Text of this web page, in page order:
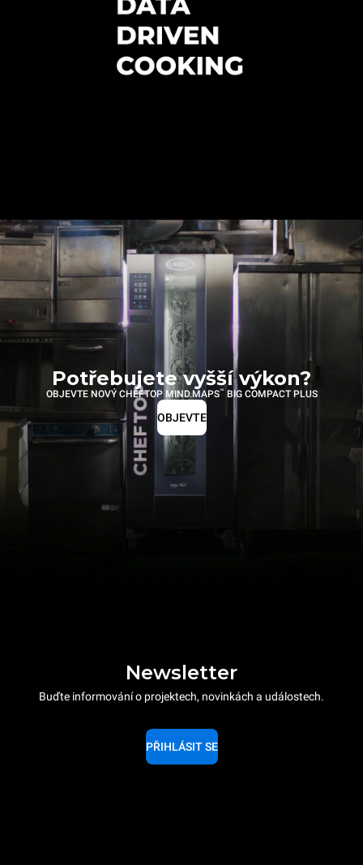
Potřebujete vyšší výkon?
OBJEVTE NOVÝ CHEFTOP MIND.MAPS™ BIG COMPACT PLUS
OBJEVTE
Newsletter
Buďte informování o projektech, novinkách a událostech.
PŘIHLÁSIT SE